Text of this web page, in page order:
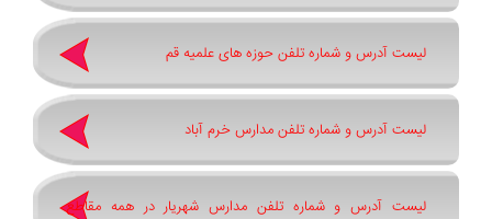
لیست آدرس و شماره تلفن حوزه های علمیه قم
لیست آدرس و شماره تلفن مدارس خرم آباد
لیست آدرس و شماره تلفن مدارس شهریار در همه مقاطع